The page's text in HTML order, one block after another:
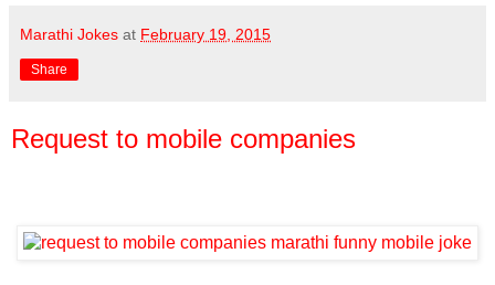
Marathi Jokes at February 19, 2015
Share
Request to mobile companies